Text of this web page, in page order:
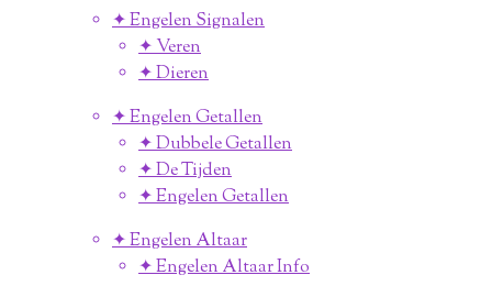
✦ Engelen Signalen
✦ Veren
✦ Dieren
✦ Engelen Getallen
✦ Dubbele Getallen
✦ De Tijden
✦ Engelen Getallen
✦ Engelen Altaar
✦ Engelen Altaar Info